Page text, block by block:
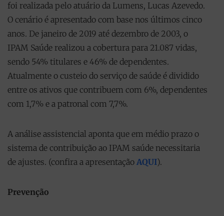
foi realizada pelo atuário da Lumens, Lucas Azevedo.
O cenário é apresentado com base nos últimos cinco
anos. De janeiro de 2019 até dezembro de 2003, o
IPAM Saúde realizou a cobertura para 21.087 vidas,
sendo 54% titulares e 46% de dependentes.
Atualmente o custeio do serviço de saúde é dividido
entre os ativos que contribuem com 6%, dependentes
com 1,7% e a patronal com 7,7%.
A análise assistencial aponta que em médio prazo o
sistema de contribuição ao IPAM saúde necessitaria
de ajustes. (confira a apresentação AQUI).
Prevenção